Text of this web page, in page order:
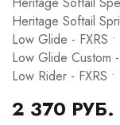
Heritage Softail
Low Glide - FXRS
Low Glide Custom
Low Rider - FXRS •
2 370 РУБ.